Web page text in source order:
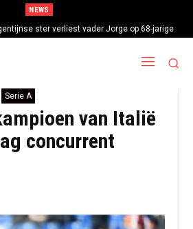
NEWS
ster verliest vader Jorge op 68-jarige
gezondheidsproblemen”
Serie A
van Italië
concurrent